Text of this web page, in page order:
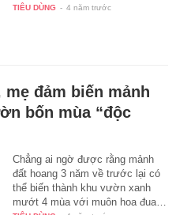
TIÊU DÙNG - 4 năm trước
mẹ đảm biến mảnh
bốn mùa “độc
Chẳng ai ngờ được rằng mảnh
đất hoang 3 năm về trước lại có
thể biến thành khu vườn xanh
mướt 4 mùa với muôn hoa đua…